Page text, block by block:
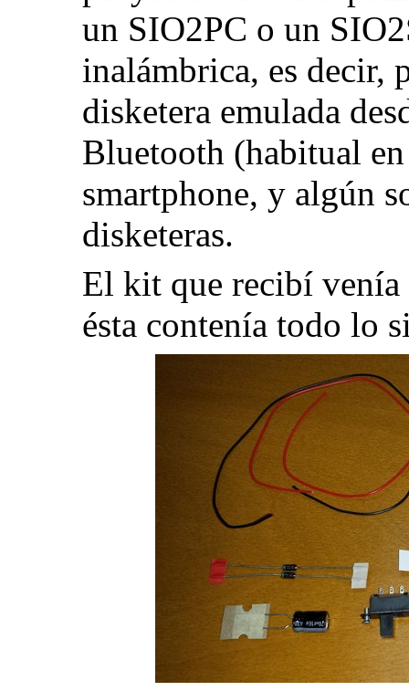
un SIO2PC o un
inalámbrica, es decir,
disketera emulada
Bluetooth (habitual
smartphone, y algún
disketeras.
El kit que recibí venía
ésta contenía todo lo